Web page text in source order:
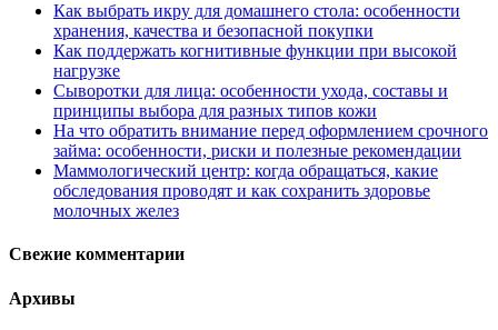
Как выбрать икру для домашнего стола: особенности
хранения, качества и безопасной покупки
Как поддержать когнитивные функции при высокой
нагрузке
Сыворотки для лица: особенности ухода, составы и
принципы выбора для разных типов кожи
На что обратить внимание перед оформлением срочного
займа: особенности, риски и полезные рекомендации
Маммологический центр: когда обращаться, какие
обследования проводят и как сохранить здоровье
молочных желез
Свежие комментарии
Архивы